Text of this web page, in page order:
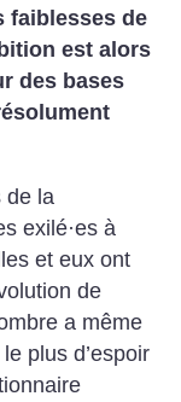
faiblesses de
est alors
des bases
de la
exilé·es à
et eux ont
de
a même
plus d’espoir